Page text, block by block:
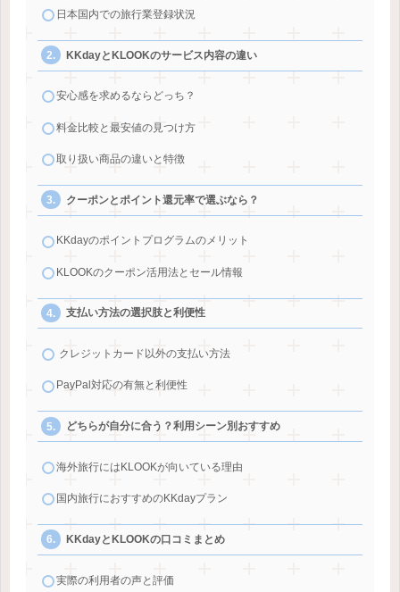
日本国内での旅行業登録状況
KKdayとKLOOKのサービス内容の違い
安心感を求めるならどっち？
料金比較と最安値の見つけ方
取り扱い商品の違いと特徴
クーポンとポイント還元率で選ぶなら？
KKdayのポイントプログラムのメリット
KLOOKのクーポン活用法とセール情報
支払い方法の選択肢と利便性
クレジットカード以外の支払い方法
PayPal対応の有無と利便性
どちらが自分に合う？利用シーン別おすすめ
海外旅行にはKLOOKが向いている理由
国内旅行におすすめのKKdayプラン
KKdayとKLOOKの口コミまとめ
実際の利用者の声と評価